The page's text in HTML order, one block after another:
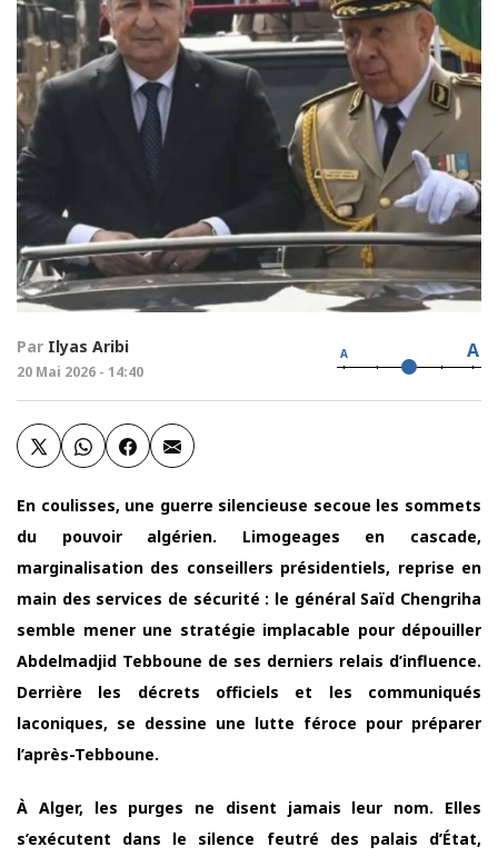
Par Ilyas Aribi
20 Mai 2026 - 14:40
A A
En coulisses, une guerre silencieuse secoue les sommets
du pouvoir algérien. Limogeages en cascade,
marginalisation des conseillers présidentiels, reprise en
main des services de sécurité : le général Saïd Chengriha
semble mener une stratégie implacable pour dépouiller
Abdelmadjid Tebboune de ses derniers relais d’influence.
Derrière les décrets officiels et les communiqués
laconiques, se dessine une lutte féroce pour préparer
l’après-Tebboune.
À Alger, les purges ne disent jamais leur nom. Elles
s’exécutent dans le silence feutré des palais d’État,